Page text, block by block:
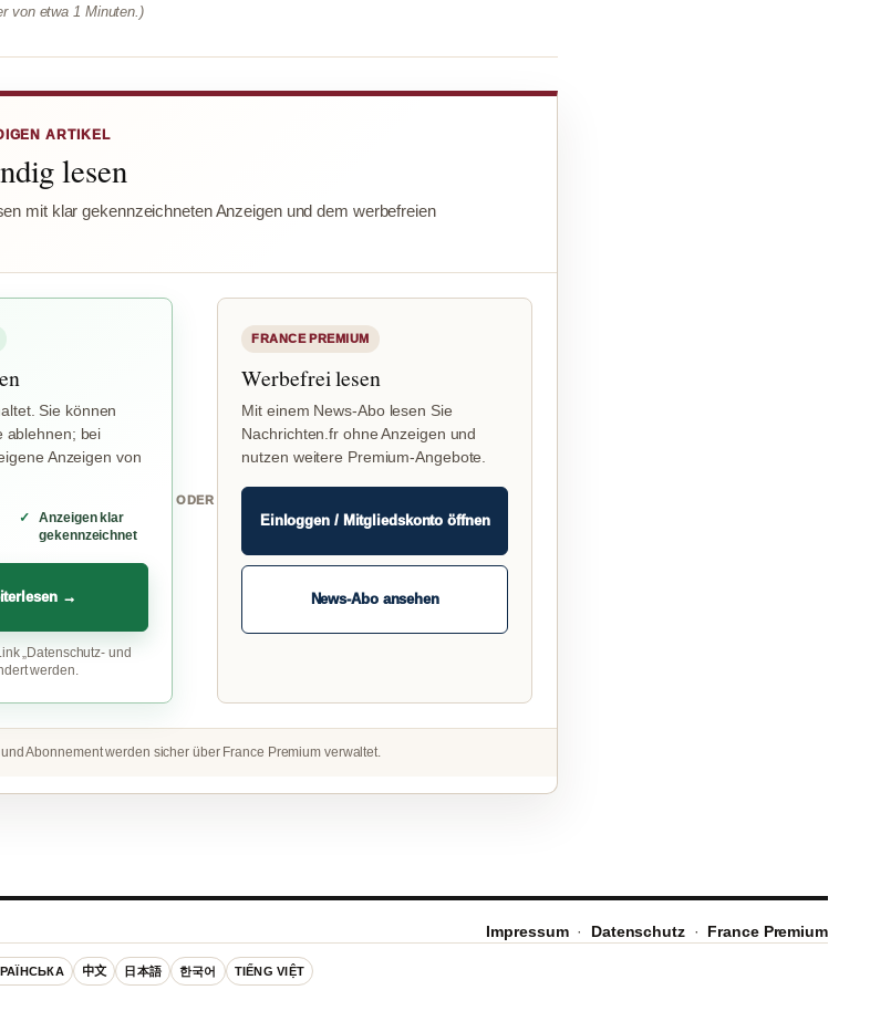
von etwa 1 Minuten.)
ARTIKEL
lesen
mit klar gekennzeichneten Anzeigen und dem werbefreien
Sie können
ablehnen; bei
Anzeigen von
Anzeigen klar
gekennzeichnet
→
„Datenschutz- und
werden.
ODER
FRANCE PREMIUM
Werbefrei lesen
Mit einem News-Abo lesen Sie
Nachrichten.fr ohne Anzeigen und
nutzen weitere Premium-Angebote.
Einloggen / Mitgliedskonto öffnen
News-Abo ansehen
Abonnement werden sicher über France Premium verwaltet.
Impressum· Datenschutz· France Premium
中文 日本語 한국어 TIẾNG VIỆT